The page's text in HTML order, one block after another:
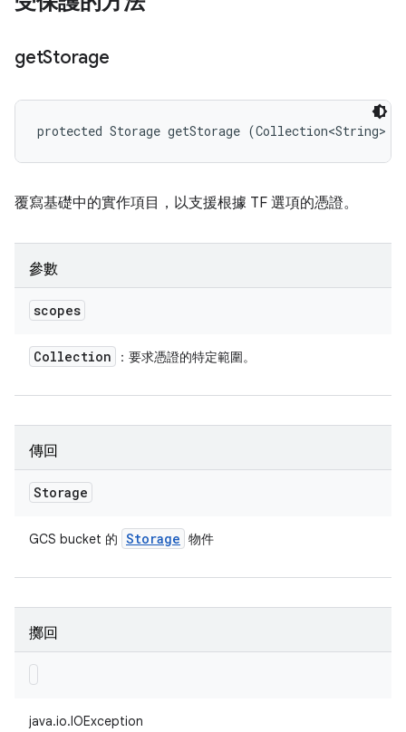
getStorage
protected Storage getStorage (Collection<String>
覆寫基礎中的實作項目，以支援根據 TF 選項的憑證。
參數
scopes
Collection ：要求憑證的特定範圍。
傳回
Storage
GCS bucket 的 Storage 物件
擲回
java.io.IOException